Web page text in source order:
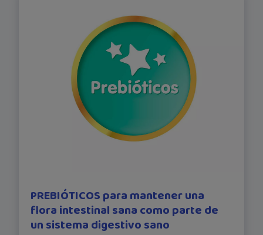
PREBIÓTICOS para mantener una
flora intestinal sana como parte de
un sistema digestivo sano